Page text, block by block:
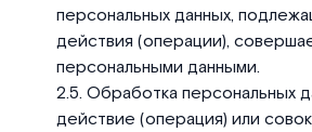
персональных данных,
действия (операции),
персональными данными.
Обработка персональных
действие (операция) или